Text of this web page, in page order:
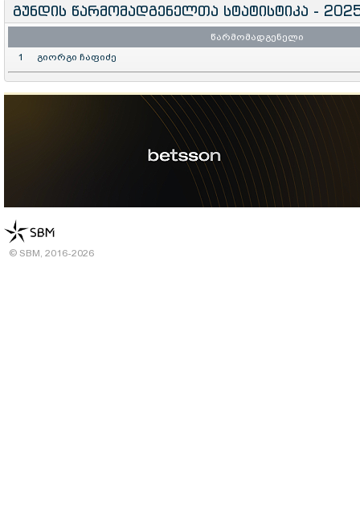
გუნდის წარმომადგენელთა სტატისტიკა -
წარმომადგენელი
1
გიორგი ჩაფიძე
© SBM, 2016-2026